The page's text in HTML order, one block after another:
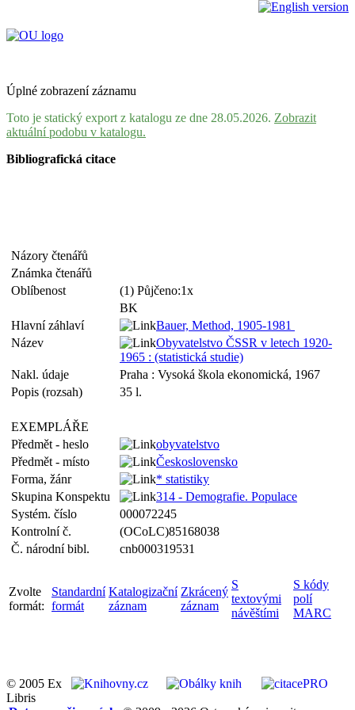
Úplné zobrazení záznamu
Toto je statický export z katalogu ze dne 28.05.2026. Zobrazit
aktuální podobu v katalogu.
Bibliografická citace
Názory čtenářů
Známka čtenářů
Oblíbenost
(1) Půjčeno:1x
BK
Hlavní záhlaví
Bauer, Method, 1905-1981
Název
Obyvatelstvo ČSSR v letech 1920-
1965 : (statistická studie)
Nakl. údaje
Praha : Vysoká škola ekonomická, 1967
Popis (rozsah)
35 l.
EXEMPLÁŘE
Předmět - heslo
obyvatelstvo
Předmět - místo
Československo
Forma, žánr
* statistiky
Skupina Konspektu
314 - Demografie. Populace
Systém. číslo
000072245
Kontrolní č.
(OCoLC)85168038
Č. národní bibl.
cnb000319531
Zvolte
formát:
Standardní
formát
Katalogizační
záznam
Zkrácený
záznam
S
textovými
návěštími
S kódy
polí
MARC
© 2005 Ex
Libris